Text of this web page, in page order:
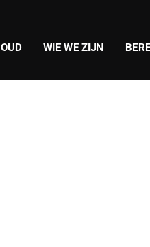
WIE WE ZIJN